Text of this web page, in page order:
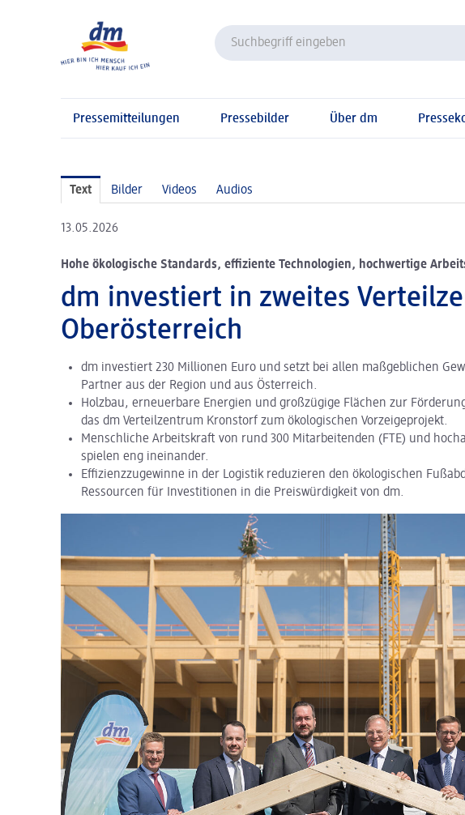
Pressemitteilungen Pressebilder Über dm
Text Bilder Videos Audios
13.05.2026
Hohe ökologische Standards, effiziente Technologien, hochwertige
dm investiert in zweites
Oberösterreich
dm investiert 230 Millionen Euro und setzt bei allen maßgeblichen
Partner aus der Region und aus Österreich.
Holzbau, erneuerbare Energien und großzügige Flächen zur
das dm Verteilzentrum Kronstorf zum ökologischen Vorzeigeprojekt.
Menschliche Arbeitskraft von rund 300 Mitarbeitenden (FTE) und
spielen eng ineinander.
Effizienzzugewinne in der Logistik reduzieren den ökologischen
Ressourcen für Investitionen in die Preiswürdigkeit von dm.